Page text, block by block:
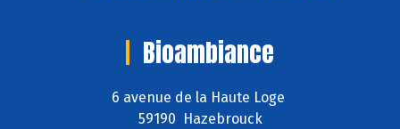
Bioambiance
6 avenue de la Haute Loge
59190 Hazebrouck